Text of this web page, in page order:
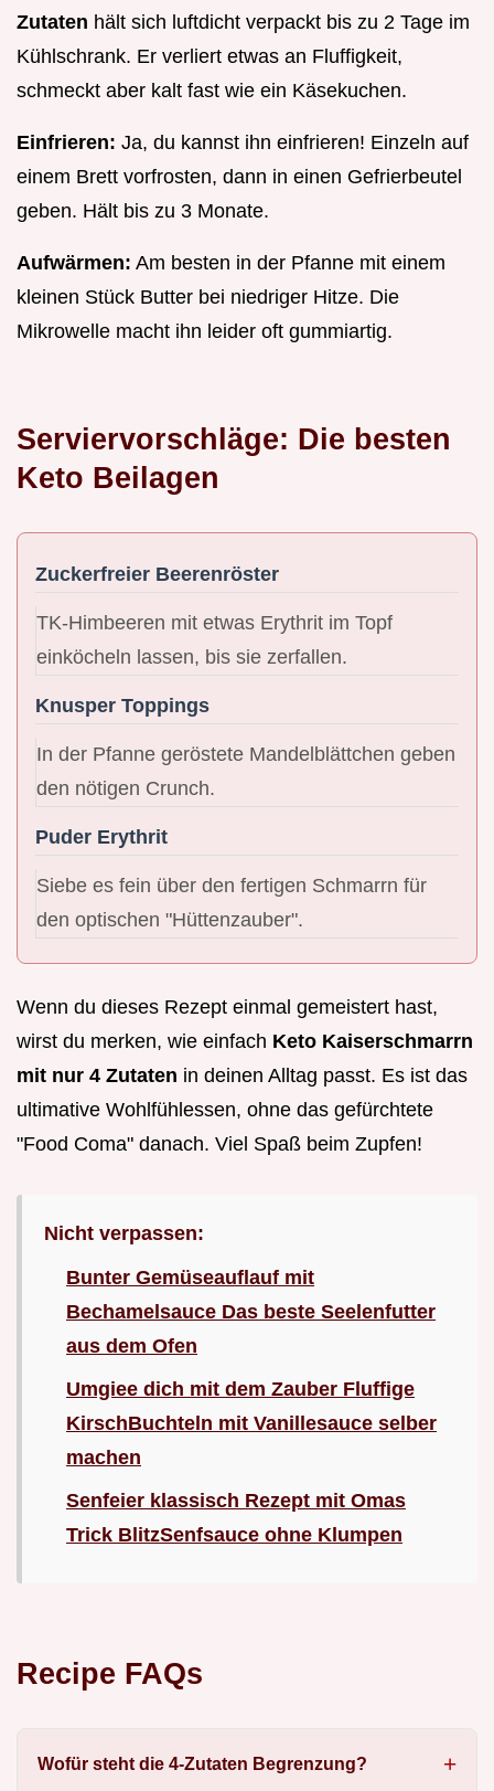
Zutaten hält sich luftdicht verpackt bis zu 2 Tage im
Kühlschrank. Er verliert etwas an Fluffigkeit,
schmeckt aber kalt fast wie ein Käsekuchen.
Einfrieren: Ja, du kannst ihn einfrieren! Einzeln auf
einem Brett vorfrosten, dann in einen Gefrierbeutel
geben. Hält bis zu 3 Monate.
Aufwärmen: Am besten in der Pfanne mit einem
kleinen Stück Butter bei niedriger Hitze. Die
Mikrowelle macht ihn leider oft gummiartig.
Serviervorschläge: Die besten
Keto Beilagen
Zuckerfreier Beerenröster
TK-Himbeeren mit etwas Erythrit im Topf
einköcheln lassen, bis sie zerfallen.
Knusper Toppings
In der Pfanne geröstete Mandelblättchen geben
den nötigen Crunch.
Puder Erythrit
Siebe es fein über den fertigen Schmarrn für
den optischen "Hüttenzauber".
Wenn du dieses Rezept einmal gemeistert hast,
wirst du merken, wie einfach Keto Kaiserschmarrn
mit nur 4 Zutaten in deinen Alltag passt. Es ist das
ultimative Wohlfühlessen, ohne das gefürchtete
"Food Coma" danach. Viel Spaß beim Zupfen!
Nicht verpassen:
Bunter Gemüseauflauf mit
Bechamelsauce Das beste Seelenfutter
aus dem Ofen
Umgiee dich mit dem Zauber Fluffige
KirschBuchteln mit Vanillesauce selber
machen
Senfeier klassisch Rezept mit Omas
Trick BlitzSenfsauce ohne Klumpen
Recipe FAQs
Wofür steht die 4-Zutaten Begrenzung?